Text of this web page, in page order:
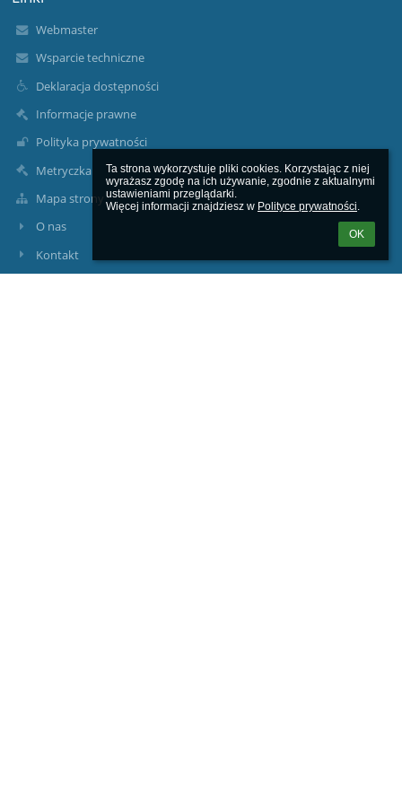
Ta strona wykorzystuje pliki cookies. Korzystając z niej
wyrażasz zgodę na ich używanie, zgodnie z aktualnymi
ustawieniami przeglądarki.
Więcej informacji znajdziesz w Polityce prywatności.
OK
Webmaster
Wsparcie techniczne
Deklaracja dostępności
Informacje prawne
Polityka prywatności
Metryczka
Mapa strony
O nas
Kontakt